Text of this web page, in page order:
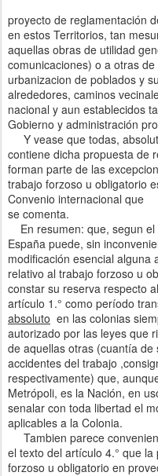
proyecto de reglamentación
en estos Territorios, tan
aquellas obras de utilidad
comunicaciones) o a otras
urbanizacion de poblados y
alrededores, caminos
nacional y aun establecidos
Gobierno y administración
Y vease que todas,
contiene dicha propuesta de
forman parte de las
trabajo forzoso u obligatorio
Convenio internacional que
se comenta.
En resumen: que, segun el
España puede, sin
modificación esencial alguna
relativo al trabajo forzoso u
constar su reserva respecto
artículo 1.° como período
absoluto en las colonias
autorizado por las leyes que
de aquellas otras (cuantía
accidentes del trabajo
respectivamente) que,
Metrópoli, es la Nación, en
senalar con toda libertad el
aplicables a la Colonia.
Tambien parece
el texto del artículo 4.° que
forzoso u obligatorio en